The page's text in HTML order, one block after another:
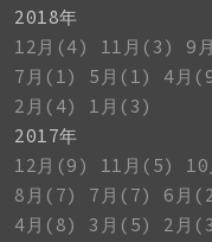
2018年
12月(4)
11月(3) 9
7月(1)
5月(1) 4月
2月(4)
1月(3)
2017年
12月(9)
11月(5)
8月(7)
7月(7) 6月
4月(8)
3月(5) 2月